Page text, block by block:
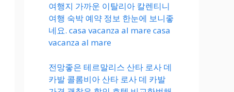
여행지 가까운 이탈리아 칼렌티니
여행 숙박 예약 정보 한눈에 보니좋
네요. casa vacanza al mare casa
vacanza al mare
전망좋은 테르말리스 산타 로사 데
카발 콜롬비아 산타 로사 데 카발